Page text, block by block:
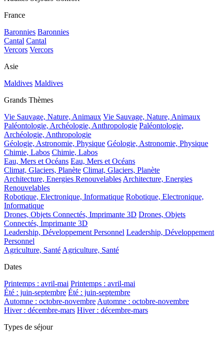
France
Baronnies Baronnies
Cantal Cantal
Vercors Vercors
Asie
Maldives Maldives
Grands Thèmes
Vie Sauvage, Nature, Animaux Vie Sauvage, Nature, Animaux
Paléontologie, Archéologie, Anthropologie Paléontologie,
Archéologie, Anthropologie
Géologie, Astronomie, Physique Géologie, Astronomie, Physique
Chimie, Labos Chimie, Labos
Eau, Mers et Océans Eau, Mers et Océans
Climat, Glaciers, Planète Climat, Glaciers, Planète
Architecture, Energies RenouvelablesArchitecture, Energies
Renouvelables
Robotique, Electronique, Informatique Robotique, Electronique,
Informatique
Drones, Objets Connectés, Imprimante 3D Drones, Objets
Connectés, Imprimante 3D
Leadership, Développement Personnel Leadership, Développement
Personnel
Agriculture, SantéAgriculture, Santé
Dates
Printemps : avril-mai Printemps : avril-mai
Été : juin-septembre Été : juin-septembre
Automne : octobre-novembreAutomne : octobre-novembre
Hiver : décembre-mars Hiver : décembre-mars
Types de séjour